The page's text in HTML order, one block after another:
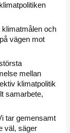
klimatmålen och
vägen mot
mellan
klimatpolitik
samarbete,
tar gemensamt
väl, säger